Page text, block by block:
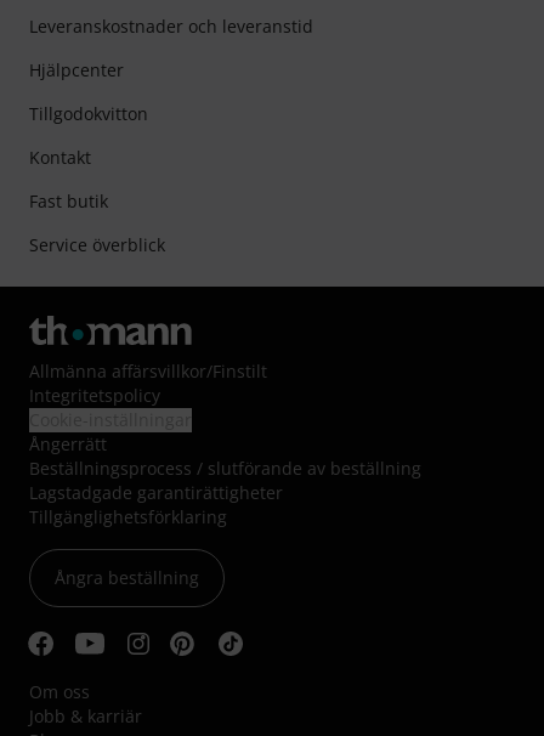
Leveranskostnader och leveranstid
Hjälpcenter
Tillgodokvitton
Kontakt
Fast butik
Service överblick
Allmänna affärsvillkor/Finstilt
Integritetspolicy
Ångerrätt
Beställningsprocess / slutförande av beställning
Lagstadgade garantirättigheter
Tillgänglighetsförklaring
Ångra beställning
Om oss
Jobb & karriär